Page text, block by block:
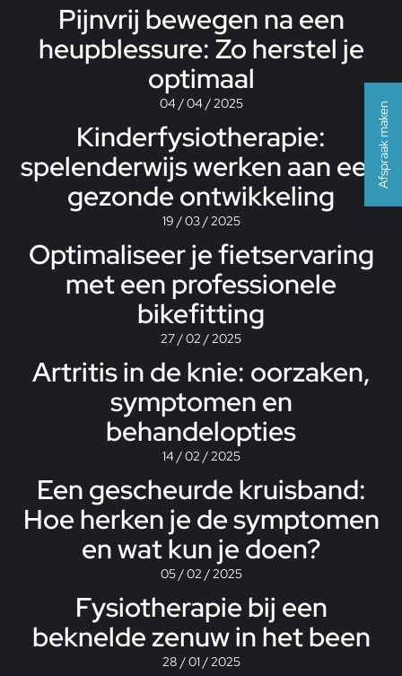
Afspraak maken
Pijnvrij bewegen na een
heupblessure: Zo herstel je
optimaal
04 / 04 / 2025
Kinderfysiotherapie:
spelenderwijs werken aan een
gezonde ontwikkeling
19 / 03 / 2025
Optimaliseer je fietservaring
met een professionele
bikefitting
27 / 02 / 2025
Artritis in de knie: oorzaken,
symptomen en
behandelopties
14 / 02 / 2025
Een gescheurde kruisband:
Hoe herken je de symptomen
en wat kun je doen?
05 / 02 / 2025
Fysiotherapie bij een
beknelde zenuw in het been
28 / 01 / 2025